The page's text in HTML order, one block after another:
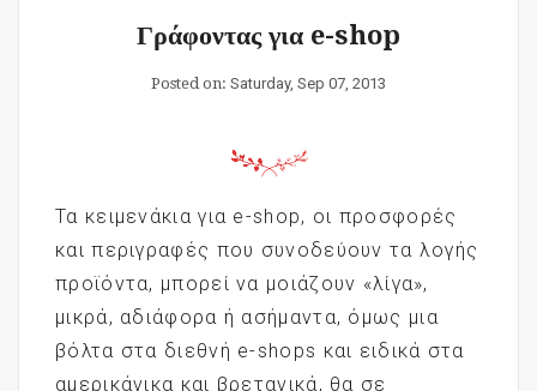
Γράφοντας για e-shop
Posted on: Saturday, Sep 07, 2013
Τα κειμενάκια για e-shop, οι προσφορές
και περιγραφές που συνοδεύουν τα λογής
προϊόντα, μπορεί να μοιάζουν «λίγα»,
μικρά, αδιάφορα ή ασήμαντα, όμως μια
βόλτα στα διεθνή e-shops και ειδικά στα
αμερικάνικα και βρετανικά, θα σε